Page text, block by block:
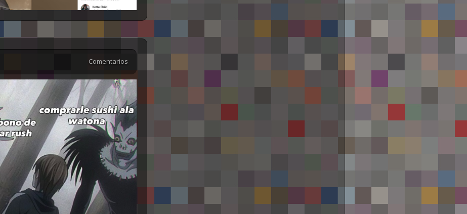
Comentarios